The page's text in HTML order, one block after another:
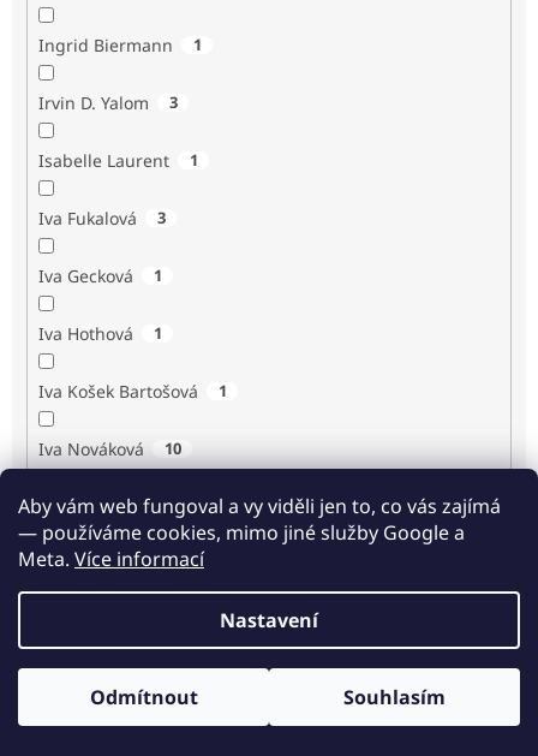
Aby vám web fungoval a vy viděli jen to, co vás zajímá
— používáme cookies, mimo jiné služby Google a
Meta. Více informací
Nastavení
Odmítnout Souhlasím
Ingrid Biermann 1
Irvin D. Yalom 3
Isabelle Laurent 1
Iva Fukalová 3
Iva Gecková 1
Iva Hothová 1
Iva Košek Bartošová 1
Iva Nováková 10
Iva Procházková 1
Ivan Renč 1
Odběr novinek